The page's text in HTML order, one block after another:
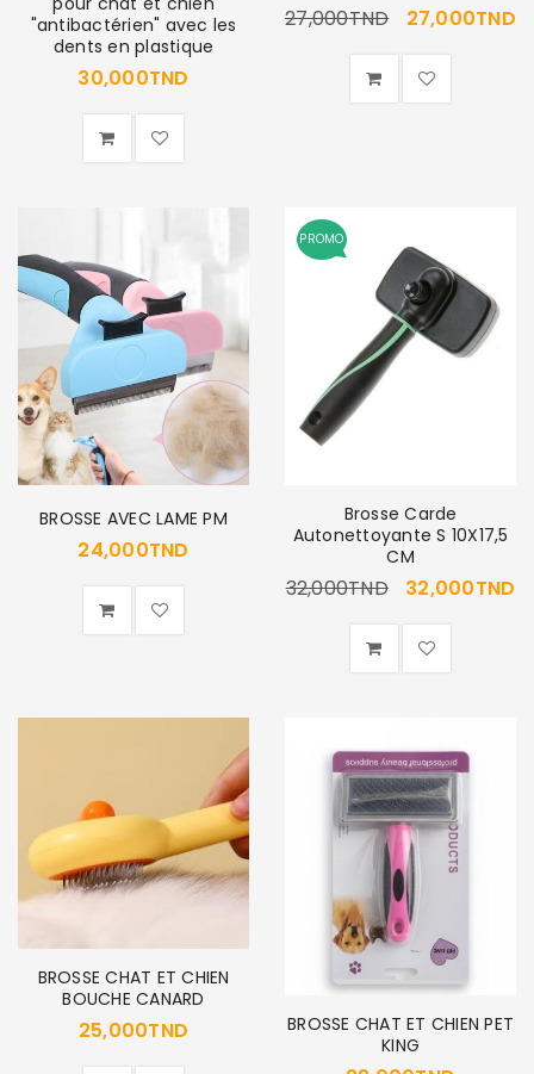
"antibactérien" avec les
dents en plastique
30,000TND
27,000TND 27,000TND
BROSSE AVEC LAME PM
24,000TND
PROMO
Brosse Carde
Autonettoyante S 10X17,5
CM
32,000TND 32,000TND
BROSSE CHAT ET CHIEN
BOUCHE CANARD
25,000TND
BROSSE CHAT ET CHIEN PET
KING